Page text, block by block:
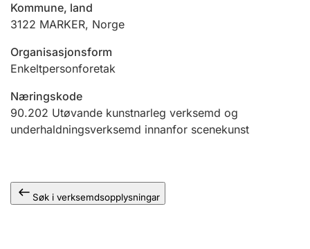
Ektepaktrettleiaren
Andre tema
Kommune, land
3122 MARKER, Norge
Organisasjonsform
Enkeltpersonforetak
Næringskode
90.202 Utøvande kunstnarleg verksemd og
underhaldningsverksemd innanfor scenekunst
Søk i verksemdsopplysningar